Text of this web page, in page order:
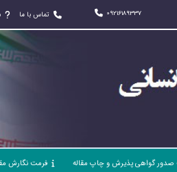
09216189337 تماس با ما
گواهی پذیرش و چاپ مقاله فرمت نگارش